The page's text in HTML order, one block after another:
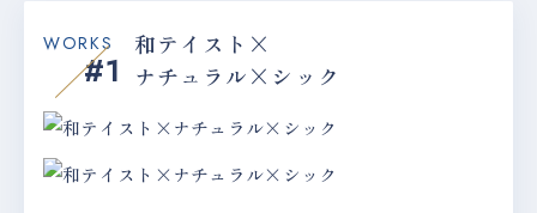
WORKS
#1
和テイスト×
ナチュラル×シック